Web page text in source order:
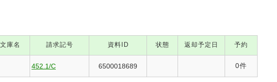
文庫名 請求記号 資料ID 状態 返却予定日 予約
452.1/C 6500018689 0件